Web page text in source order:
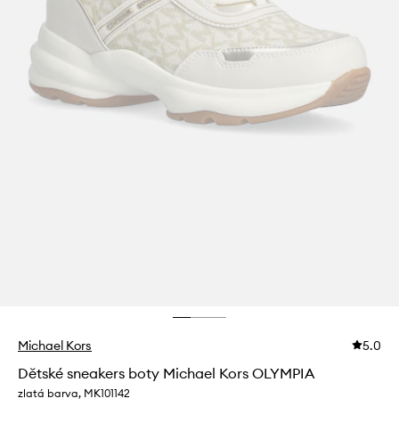
Michael Kors 5.0
Dětské sneakers boty Michael Kors OLYMPIA
zlatá barva, MK101142